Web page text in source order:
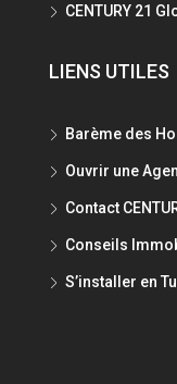
CENTURY 21
LIENS UTILES
Barème des
Ouvrir une
Contact
Conseils
S’installer en